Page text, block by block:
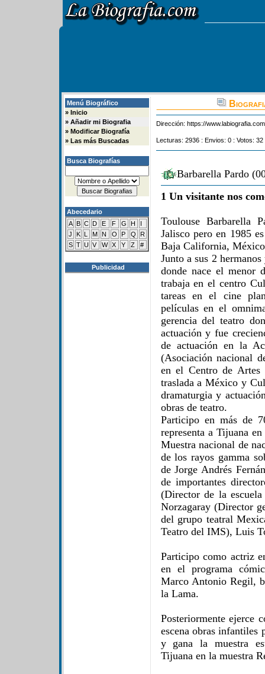
Menú Biográfico
» Inicio
» Añadir mi Biografia
» Modificar Biografía
» Las más Buscadas
Busca Biografías
Abecedario
A B C D E F G H
I
J
K L M N O P Q
R
S T U V W X Y Z #
Publicidad
Dirección: https://
Lecturas: 2936 : Envios: 0 : Votos:
Barbarella Pardo
1 Un visitante nos
Toulouse Barbarella
Jalisco pero en 1985
Baja California,
Junto a sus 2
donde nace el menor
trabaja en el centro
tareas en el cine
películas en el
gerencia del teatro
actuación y fue
de actuación en la
(Asociación nacional
en el Centro de Artes
traslada a México y
dramaturgia y
obras de teatro.
Participo en más de
representa a Tijuana
Muestra nacional de
de los rayos gamma
de Jorge Andrés
de importantes
(Director de la
Norzagaray (Director
del grupo teatral
Teatro del IMS), Luis
Participo como actriz
en el programa
Marco Antonio Regil,
la Lama.
Posteriormente ejerce
escena obras infantiles
y gana la muestra
Tijuana en la muestra